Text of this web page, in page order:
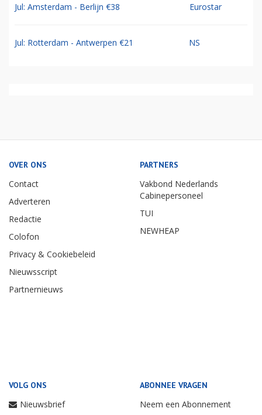
Jul: Amsterdam - Berlijn €38 Eurostar
Jul: Rotterdam - Antwerpen €21 NS
OVER ONS
Contact
Adverteren
Redactie
Colofon
Privacy & Cookiebeleid
Nieuwsscript
Partnernieuws
PARTNERS
Vakbond Nederlands
Cabinepersoneel
TUI
NEWHEAP
VOLG ONS
Nieuwsbrief
ABONNEE VRAGEN
Neem een Abonnement